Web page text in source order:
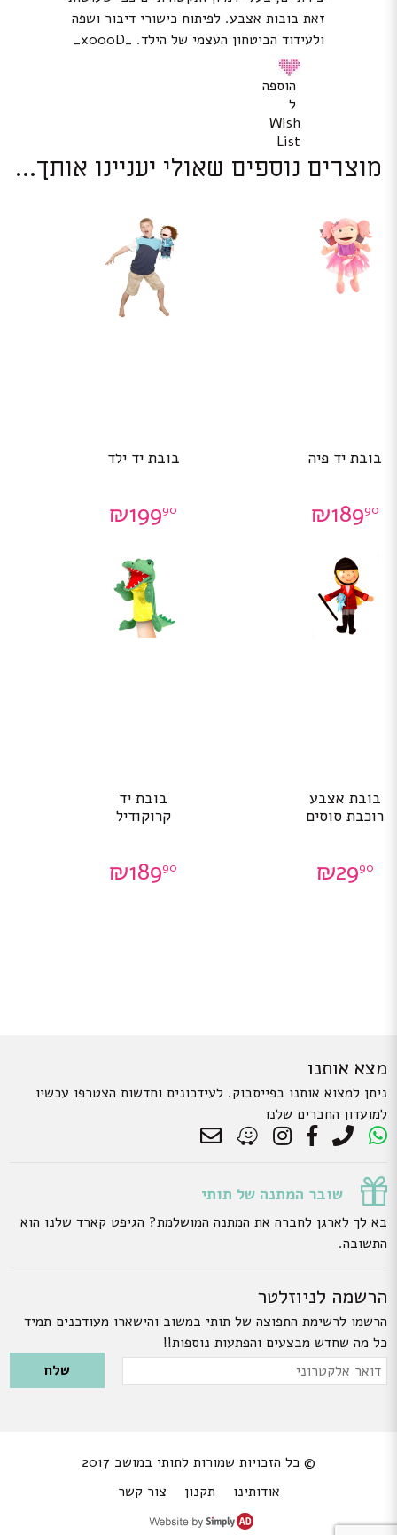
זאת בובות אצבע. לפיתוח כישורי דיבור ושפה
ולעידוד הביטחון העצמי של הילד. _x000D_
הוספה
ל
Wish
List
מוצרים נוספים שאולי יעניינו אותך...
בובת יד פיה
₪18990
בובת יד ילד
₪19990
בובת אצבע
רוכבת סוסים
₪2990
בובת יד
קרוקודיל
₪18990
מצא אותנו
ניתן למצוא אותנו בפייסבוק. לעידכונים וחדשות הצטרפו עכשיו
למועדון החברים שלנו
שובר המתנה של תותי
בא לך לארגן לחברה את המתנה המושלמת? הגיפט קארד שלנו הוא
התשובה.
הרשמה לניוזלטר
הרשמו לרשימת התפוצה של תותי במשוב והישארו מעודכנים תמיד
כל מה שחדש מבצעים והפתעות נוספות!!
Please leave this field empty.
דואר
© כל הזכויות שמורות לתותי במושב 2017
אודותינו
תקנון צור קשר